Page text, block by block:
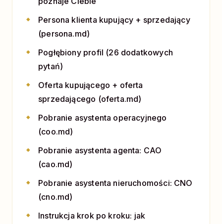
Persona klienta kupujący + sprzedający
(persona.md)
Pogłębiony profil (26 dodatkowych
pytań)
Oferta kupującego + oferta
sprzedającego (oferta.md)
Pobranie asystenta operacyjnego
(coo.md)
Pobranie asystenta agenta: CAO
(cao.md)
Pobranie asystenta nieruchomości: CNO
(cno.md)
Instrukcja krok po kroku: jak